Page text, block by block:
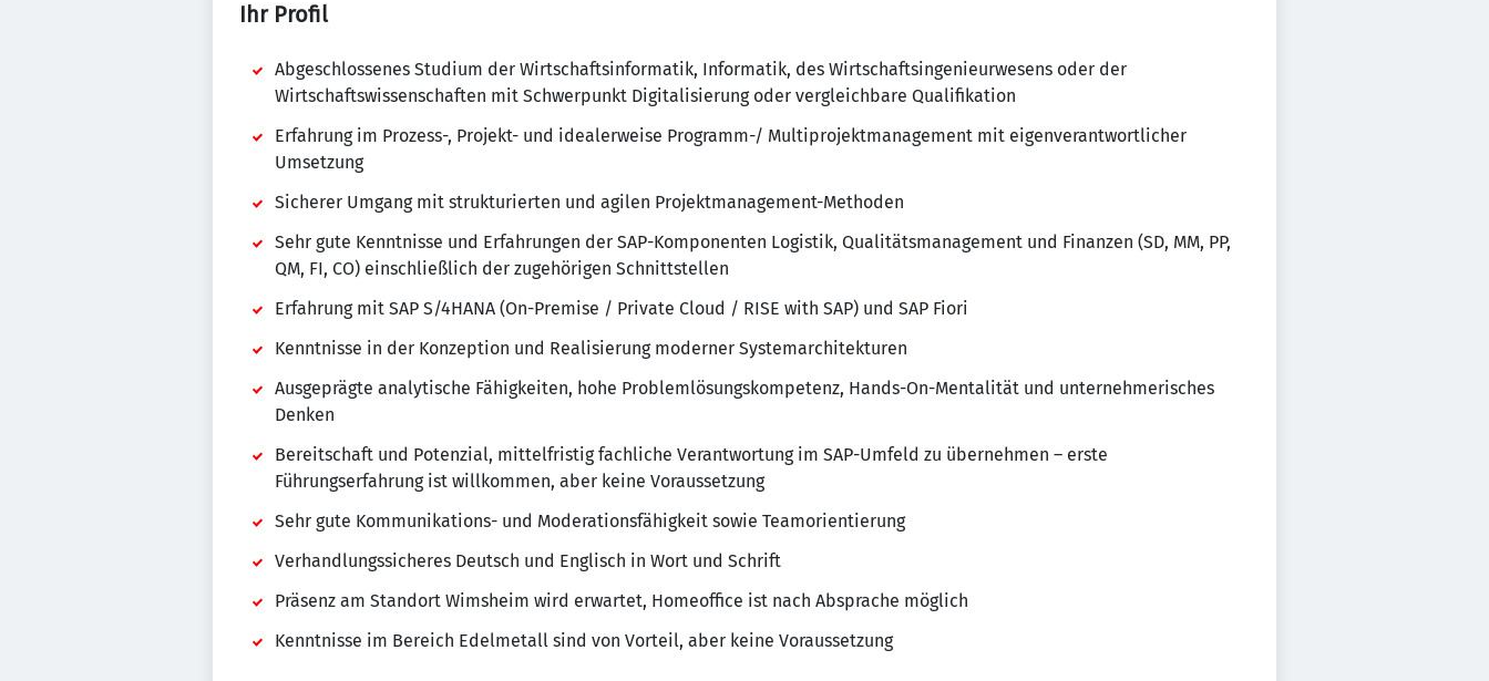
Ihr Profil
Abgeschlossenes Studium der Wirtschaftsinformatik, Informatik, des Wirtschaftsingenieurwesens oder der
Wirtschaftswissenschaften mit Schwerpunkt Digitalisierung oder vergleichbare Qualifikation
Erfahrung im Prozess-, Projekt- und idealerweise Programm-/ Multiprojektmanagement mit eigenverantwortlicher
Umsetzung
Sicherer Umgang mit strukturierten und agilen Projektmanagement-Methoden
Sehr gute Kenntnisse und Erfahrungen der SAP-Komponenten Logistik, Qualitätsmanagement und Finanzen (SD, MM, PP,
QM, FI, CO) einschließlich der zugehörigen Schnittstellen
Erfahrung mit SAP S/4HANA (On-Premise / Private Cloud / RISE with SAP) und SAP Fiori
Kenntnisse in der Konzeption und Realisierung moderner Systemarchitekturen
Ausgeprägte analytische Fähigkeiten, hohe Problemlösungskompetenz, Hands-On-Mentalität und unternehmerisches
Denken
Bereitschaft und Potenzial, mittelfristig fachliche Verantwortung im SAP-Umfeld zu übernehmen – erste
Führungserfahrung ist willkommen, aber keine Voraussetzung
Sehr gute Kommunikations- und Moderationsfähigkeit sowie Teamorientierung
Verhandlungssicheres Deutsch und Englisch in Wort und Schrift
Präsenz am Standort Wimsheim wird erwartet, Homeoffice ist nach Absprache möglich
Kenntnisse im Bereich Edelmetall sind von Vorteil, aber keine Voraussetzung